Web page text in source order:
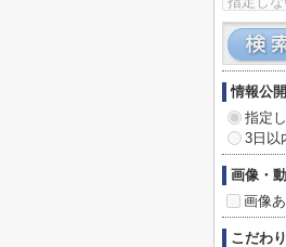
情報公
指定
3日以
画像・
画像
こだわ